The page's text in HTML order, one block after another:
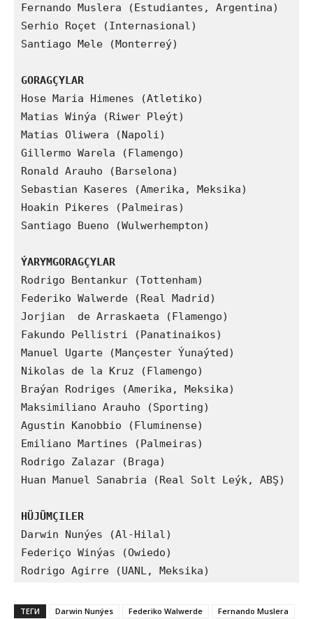
Fernando Muslera (Estudiantes, Argentina)
Serhio Roçet (Internasional)
Santiago Mele (Monterreý)
GORAGÇYLAR
Hose Maria Himenes (Atletiko)
Matias Winýa (Riwer Pleýt)
Matias Oliwera (Napoli)
Gillermo Warela (Flamengo)
Ronald Arauho (Barselona)
Sebastian Kaseres (Amerika, Meksika)
Hoakin Pikeres (Palmeiras)
Santiago Bueno (Wulwerhempton)
ÝARYMGORAGÇYLAR
Rodrigo Bentankur (Tottenham)
Federiko Walwerde (Real Madrid)
Jorjian  de Arraskaeta (Flamengo)
Fakundo Pellistri (Panatinaikos)
Manuel Ugarte (Mançester Ýunaýted)
Nikolas de la Kruz (Flamengo)
Braýan Rodriges (Amerika, Meksika)
Maksimiliano Arauho (Sporting)
Agustin Kanobbio (Fluminense)
Emiliano Martines (Palmeiras)
Rodrigo Zalazar (Braga)
Huan Manuel Sanabria (Real Solt Leýk, ABŞ)
HÜJÜMÇILER
Darwin Nunýes (Al-Hilal)
Federiço Winýas (Owiedo)
Rodrigo Agirre (UANL, Meksika)
ТЕГИ Darwin Nunýes Federiko Walwerde Fernando Muslera